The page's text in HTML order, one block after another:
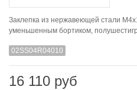
Заклепка из нержавеющей стали
уменьшенным бортиком,
02SS04R04010
16 110 руб